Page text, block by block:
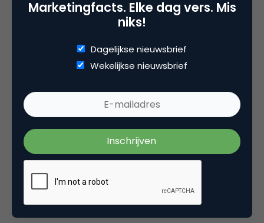
Bestuur Luxor Live, social business, onderwijs,
Categorie
Media
Tags
bloggen
Marketingfacts. Elke dag vers. Mis
niks!
Dagelijkse nieuwsbrief
Wekelijkse nieuwsbrief